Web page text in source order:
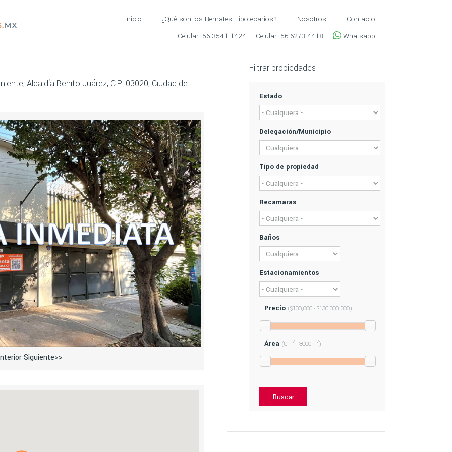
Inicio ¿Qué son los Remates Hipotecarios? Nosotros
Contacto
Celular: 56-3541-1424 Celular: 56-6273-4418 Whatsapp
Filtrar propiedades
Estado
Delegación/Municipio
Típo de propiedad
Recamaras
Baños
Estacionamientos
Precio ($100,000 - $130,000,000)
Área (0m2 - 3000m2)
Buscar
Alcaldía Benito Juárez, C.P. 03020, Ciudad de
Siguiente>>